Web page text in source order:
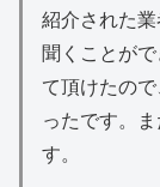
紹介された
聞くことが
て頂けたの
ったです。
す。